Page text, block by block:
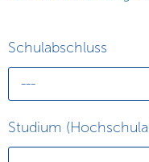
Schulabschluss
---
Studium